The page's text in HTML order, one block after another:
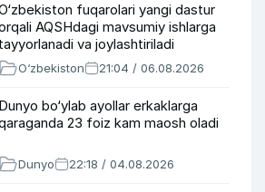
fuqarolari yangi dastur
AQSHdagi mavsumiy ishlarga
tayyorlanadi va joylashtiriladi
O‘zbekiston 21:04 / 06.08.2026
Dunyo bo‘ylab ayollar erkaklarga
23 foiz kam maosh oladi
Dunyo 22:18 / 04.08.2026